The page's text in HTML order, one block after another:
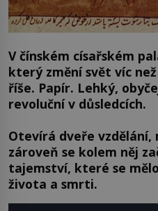
V čínském císařském
který změní svět víc
říše. Papír. Lehký,
revoluční v důsledcích.
Otevírá dveře
zároveň se kolem něj
tajemství, které se
života a smrti.